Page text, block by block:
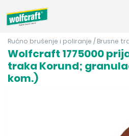
Ručno brušenje i poliranje / Brusne
Wolfcraft 1775000
traka Korund;
kom.)